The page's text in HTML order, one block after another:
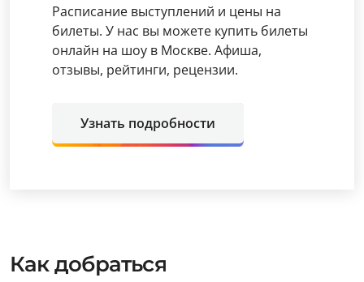
Расписание выступлений и цены на
билеты. У нас вы можете купить билеты
онлайн на шоу в Москве. Афиша,
отзывы, рейтинги, рецензии.
Узнать подробности
Как добраться